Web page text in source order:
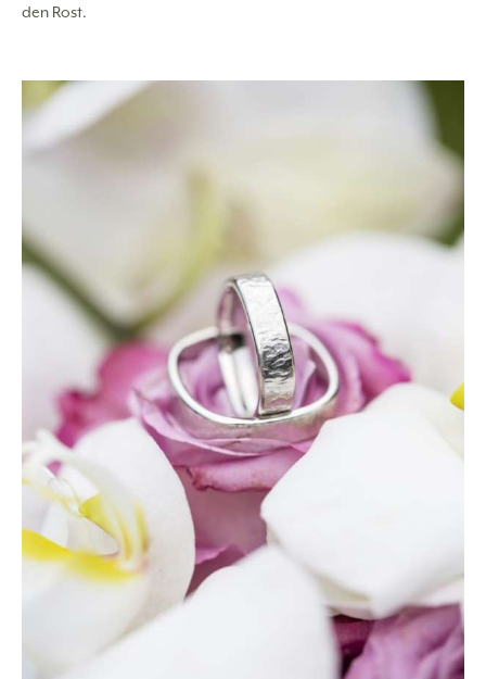
den Rost.